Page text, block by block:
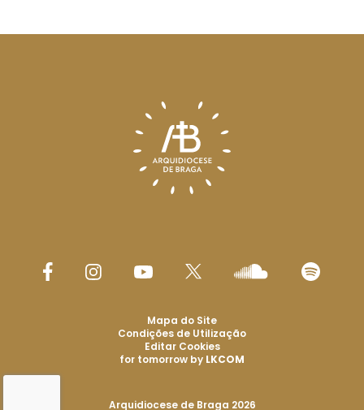
Arquidiocese de Braga 2026
Mapa do Site
Condições de Utilização
Editar Cookies
for tomorrow by LKCOM